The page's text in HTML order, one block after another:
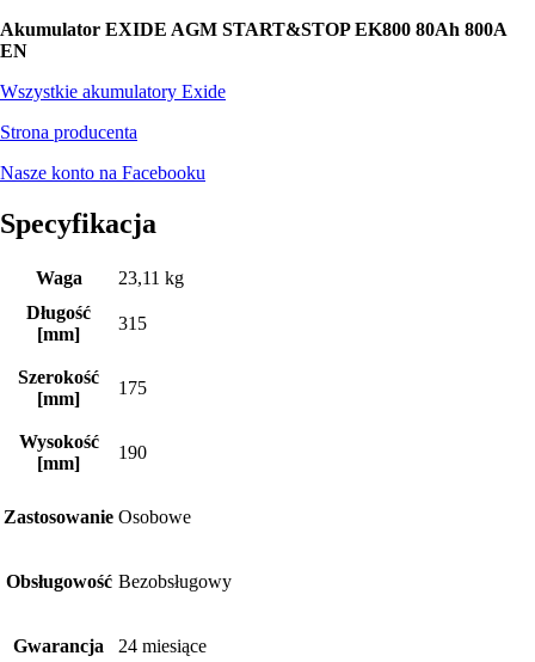
Akumulator EXIDE AGM START&STOP EK800 80Ah 800A
EN
Wszystkie akumulatory Exide
Strona producenta
Nasze konto na Facebooku
Specyfikacja
Waga
23,11 kg
Długość
[mm]
315
Szerokość
[mm]
175
Wysokość
[mm]
190
Zastosowanie Osobowe
Obsługowość Bezobsługowy
Gwarancja 24 miesiące